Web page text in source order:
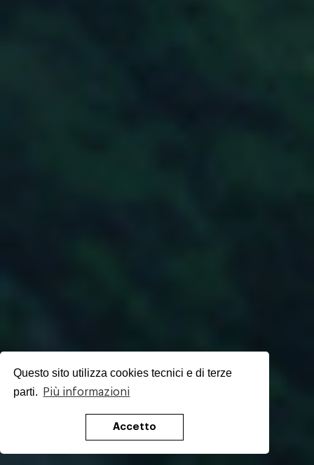
Questo sito utilizza cookies tecnici e di terze
parti.
Più informazioni
Accetto